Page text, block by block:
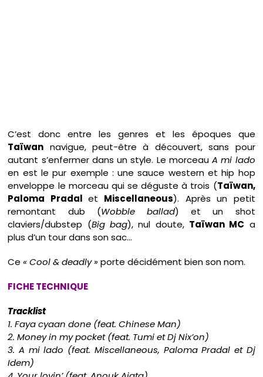
C’est donc entre les genres et les époques que
Taïwan navigue, peut-être à découvert, sans pour
autant s’enfermer dans un style. Le morceauA mi lado
en est le pur exemple : une sauce western et hip hop
enveloppe le morceau qui se déguste à trois (Taïwan,
Paloma Pradalet Miscellaneous). Après un petit
remontant dub (Wobble ballad) et un shot
claviers/dubstep (Big bag), nul doute, Taïwan MC a
plus d’un tour dans son sac…
Ce« Cool & deadly »porte décidément bien son nom.
FICHE TECHNIQUE
Tracklist
1. Faya cyaan done (feat. Chinese Man)
2. Money in my pocket (feat. Tumi et Dj Nix’on)
3. A mi lado (feat. Miscellaneous, Paloma Pradal et Dj
Idem)